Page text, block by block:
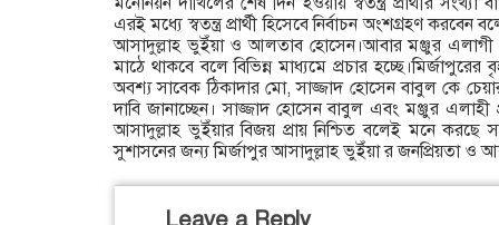
এরই মধ্যে স্বতন্ত্র প্রার্থী হিসেবে নির্বাচন অংশগ্রহণ করবেন
আসাদুল্লাহ ভুইঁয়া ও আলতাব হোসেন।আবার মঞ্জুর এলাগী ও
মাঠে থাকবে বলে বিভিন্ন মাধ্যমে প্রচার হচ্ছে।মির্জাপুরের
অবশ্য সাবেক ঠিকাদার মো, সাজ্জাদ হোসেন বাবুল কে
দাবি জানাচ্ছেন। সাজ্জাদ হোসেন বাবুল এবং মঞ্জুর এলাহী
আসাদুল্লাহ ভুইঁয়ার বিজয় প্রায় নিশ্চিত বলেই মনে করছে
সুশাসনের জন্য মির্জাপুর আসাদুল্লাহ ভুইঁয়া র জনপ্রিয়তা ও